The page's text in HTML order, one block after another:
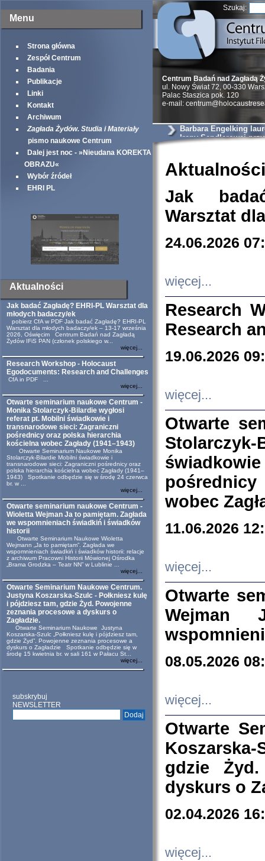
Menu
Strona główna
Zespół Centrum
Badania
Publikacje
Linki
Kontakt
Archiwum
Zagłada Żydów. Studia i Materiały
pismo naukowe Centrum
Dalej jest noc - »Nieudana KOREKTA
OBRAZU«
Wybór źródeł
EHRI PL
Aktualności
Jak badać Zagładę? EHRI-PL Warsztat dla
młodych badaczy/ek
pobierz CfA w PDF Jak badać Zagładę? EHRI-PL
Warsztat dla młodych badaczy/ek – 13-17 września
2026, Oświęcim Centrum Badań nad Zagładą
Żydów IFiS PAN (członek polskiego w...
więcej...
Research Workshop - Holocaust
Egodocuments: Research and Challenges
CfA in PDF ...
więcej...
Otwarte seminarium naukowe Centrum -
Monika Stolarczyk-Bilardie wygłosi
referat pt. Mobilni świadkowie i
transnarodowe sieci: Zagraniczni
pośrednicy oraz polska hierarchia
kościelna wobec Zagłady (1941–1943)
Otwarte Seminarium Naukowe Monika
Stolarczyk-Bilardie Mobilni świadkowie i
transnarodowe sieci: Zagraniczni pośrednicy oraz
polska hierarchia kościelna wobec Zagłady (1941–
1943) Spotkanie odbędzie się w środę 24 czerwca
br. w ...
więcej...
Otwarte seminarium naukowe Centrum -
Wioletta Wejman Ja to pamiętam. Zagłada
we wspomnieniach świadkiń i świadków
historii
Otwarte Seminarium Naukowe Wioletta
Wejmann „Ja to pamiętam”. Zagłada we
wspomnieniach świadkiń i świadków historii: relacje
z archiwum Pracowni Historii Mówionej Ośrodka
„Brama Grodzka – Teatr NN” w Lublinie ...
więcej...
Otwarte Seminarium Naukowe Centrum.
Justyna Koszarska-Szulc - Połkniesz kulę
i pójdziesz tam, gdzie Żyd. Powojenne
zeznania procesowe a dyskurs o
Zagładzie.
Otwarte Seminarium Naukowe Justyna
Koszarska-Szulc „Połkniesz kulę i pójdziesz tam,
gdzie Żyd”. Powojenne zeznania procesowe a
dyskurs o Zagładzie Spotkanie odbędzie się w
środę 15 kwietnia br. w sali 161 w Pałacu St...
więcej...
subskrybuj
NEWSLETTER
Szukaj:
Centrum Badań nad Zagładą
ul. Nowy Świat 72, 00-330
Palac Staszica pok. 120
e-mail:
Barbara Engelking
Ireny Sendlerowej
Aktualności
Jak
Warsztat
24.06.2026
więcej...
Research
Research
19.06.2026
więcej...
Otwarte
wobec
11.06.2026
więcej...
Otwarte
Wejman
08.05.2026
więcej...
Otwarte
Koszarska-
gdzie
dyskurs o
02.04.2026
więcej...